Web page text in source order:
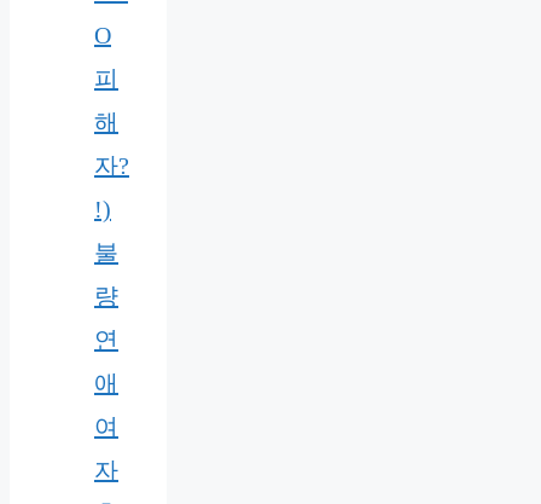
O
피
해
자?
!)
불
량
연
애
여
자